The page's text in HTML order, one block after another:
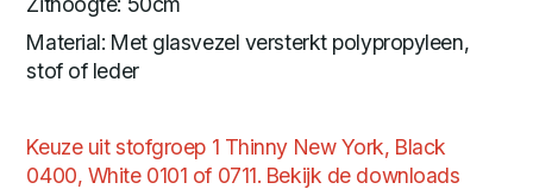
Material: Met glasvezel versterkt polypropyleen,
stof of leder
Keuze uit stofgroep 1 Thinny New York, Black
0400, White 0101 of 0711. Bekijk de downloads